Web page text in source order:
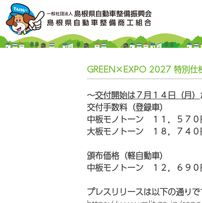
GREEN×EXPO 2027 特別仕
～交付開始は７月１４日（月）
交付手数料（登録車）
中板モノトーン １１，５７
大板モノトーン １８，７４
頒布価格（軽自動車）
中板モノトーン １２，６９
プレスリリースは以下の通りで